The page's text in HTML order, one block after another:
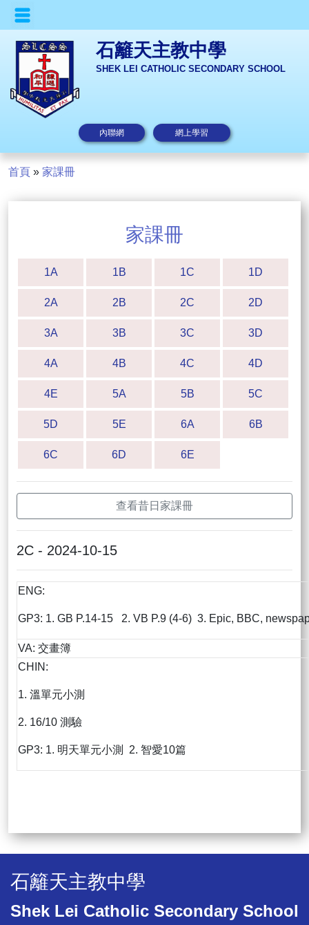
石籬天主教中學
SHEK LEI CATHOLIC SECONDARY SCHOOL
內聯網 網上學習
首頁 » 家課冊
家課冊
1A 1B 1C 1D
2A 2B 2C 2D
3A 3B 3C 3D
4A 4B 4C 4D
4E 5A 5B 5C
5D 5E 6A 6B
6C 6D 6E
查看昔日家課冊
2C - 2024-10-15
ENG:
GP3: 1. GB P.14-15 2. VB P.9 (4-6) 3. Epic, BBC,
VA: 交畫簿
CHIN:
1. 溫單元小測
2. 16/10 測驗
GP3: 1. 明天單元小測 2. 智愛10篇
石籬天主教中學
Shek Lei Catholic Secondary School